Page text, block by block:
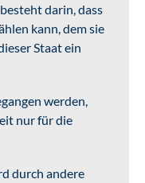
darin, dass
kann, dem sie
Staat ein
werden,
nur für die
durch andere